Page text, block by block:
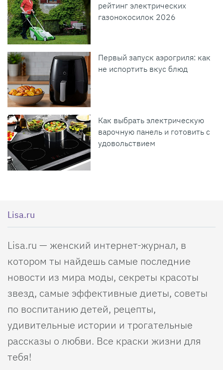
рейтинг электрических
газонокосилок 2026
Первый запуск аэрогриля: как
не испортить вкус блюд
Как выбрать электрическую
варочную панель и готовить с
удовольствием
Lisa.ru
Lisa.ru — женский интернет-журнал, в
котором ты найдешь самые последние
новости из мира моды, секреты красоты
звезд, самые эффективные диеты, советы
по воспитанию детей, рецепты,
удивительные истории и трогательные
рассказы о любви. Все краски жизни для
тебя!